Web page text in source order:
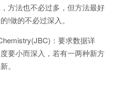
方法也不必过多，但方法最好
!做的不必过深入。
：要求数据详
要小而深入，若有一两种新方
。